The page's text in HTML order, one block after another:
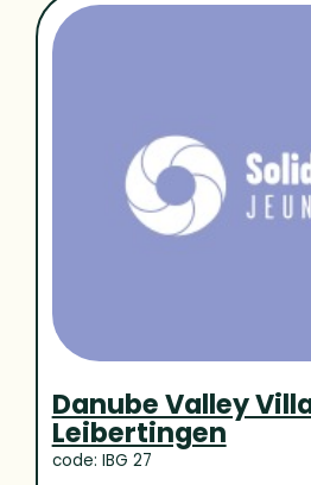
Danube Valley
Leibertingen
code: IBG 27